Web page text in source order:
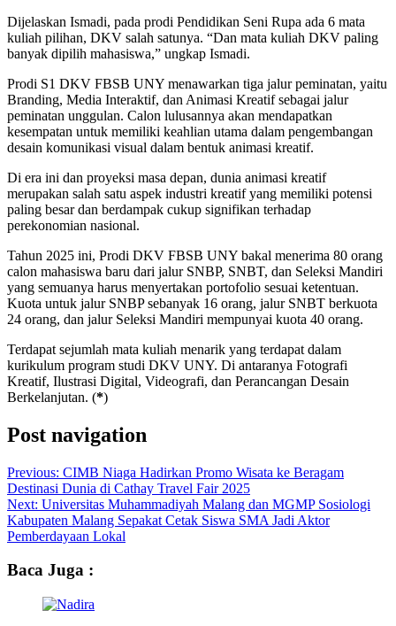
Dijelaskan Ismadi, pada prodi Pendidikan Seni Rupa ada 6 mata
kuliah pilihan, DKV salah satunya. “Dan mata kuliah DKV paling
banyak dipilih mahasiswa,” ungkap Ismadi.
Prodi S1 DKV FBSB UNY menawarkan tiga jalur peminatan, yaitu
Branding, Media Interaktif, dan Animasi Kreatif sebagai jalur
peminatan unggulan. Calon lulusannya akan mendapatkan
kesempatan untuk memiliki keahlian utama dalam pengembangan
desain komunikasi visual dalam bentuk animasi kreatif.
Di era ini dan proyeksi masa depan, dunia animasi kreatif
merupakan salah satu aspek industri kreatif yang memiliki potensi
paling besar dan berdampak cukup signifikan terhadap
perekonomian nasional.
Tahun 2025 ini, Prodi DKV FBSB UNY bakal menerima 80 orang
calon mahasiswa baru dari jalur SNBP, SNBT, dan Seleksi Mandiri
yang semuanya harus menyertakan portofolio sesuai ketentuan.
Kuota untuk jalur SNBP sebanyak 16 orang, jalur SNBT berkuota
24 orang, dan jalur Seleksi Mandiri mempunyai kuota 40 orang.
Terdapat sejumlah mata kuliah menarik yang terdapat dalam
kurikulum program studi DKV UNY. Di antaranya Fotografi
Kreatif, Ilustrasi Digital, Videografi, dan Perancangan Desain
Berkelanjutan. (*)
Post navigation
Previous: CIMB Niaga Hadirkan Promo Wisata ke Beragam
Destinasi Dunia di Cathay Travel Fair 2025
Next: Universitas Muhammadiyah Malang dan MGMP Sosiologi
Kabupaten Malang Sepakat Cetak Siswa SMA Jadi Aktor
Pemberdayaan Lokal
Baca Juga :